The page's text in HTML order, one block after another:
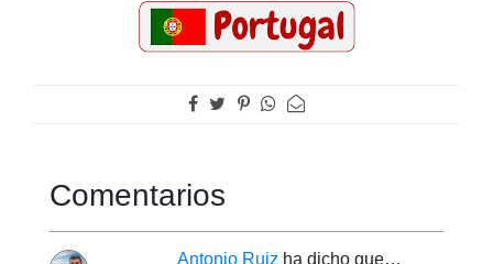
Comentarios
Antonio Ruiz ha dicho que…